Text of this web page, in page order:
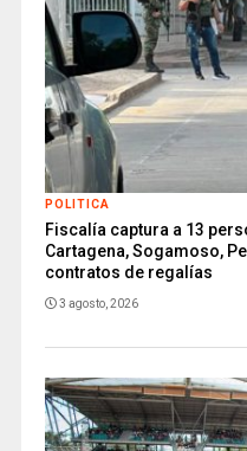
POLITICA
Fiscalía captura a 13
Cartagena, Sogamoso,
contratos de regalías
3 agosto, 2026